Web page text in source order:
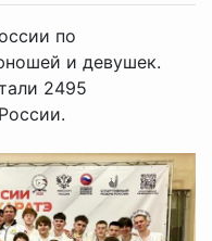
по
и девушек.
2495